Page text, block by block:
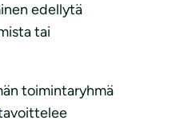
edellytä
tai
toimintaryhmä